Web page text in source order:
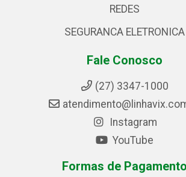
REDES
SEGURANCA ELETRONICA
Fale Conosco
(27) 3347-1000
Instagram
YouTube
Formas de Pagamento